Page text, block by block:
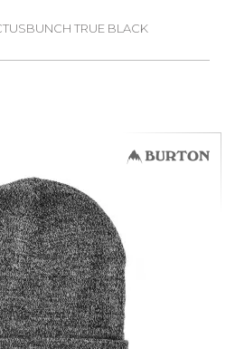
TRUE BLACK